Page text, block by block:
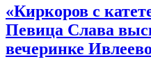
«Киркоров с
Певица Слава
вечеринке